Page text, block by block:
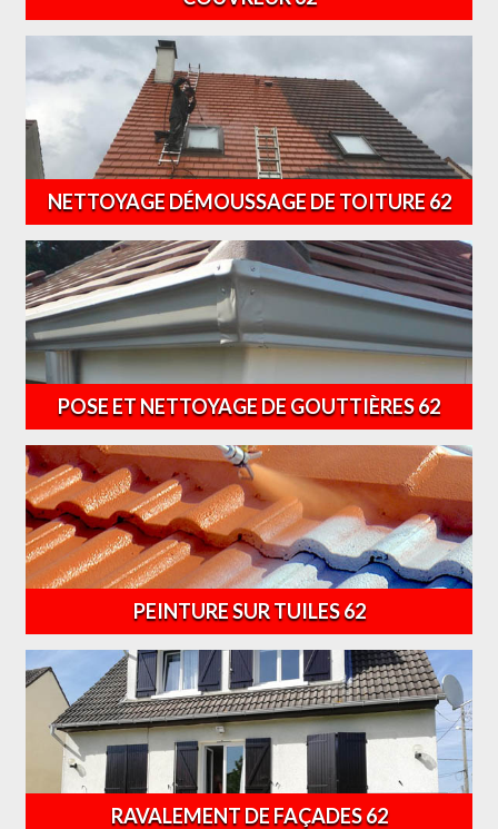
NETTOYAGE DÉMOUSSAGE DE TOITURE 62
POSE ET NETTOYAGE DE GOUTTIÈRES 62
PEINTURE SUR TUILES 62
RAVALEMENT DE FAÇADES 62